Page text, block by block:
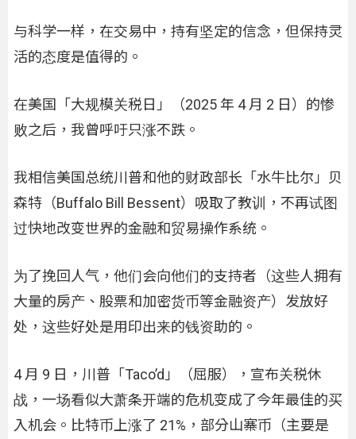
与科学一样，在交易中，持有坚定的信念，但保持灵
活的态度是值得的。
在美国「大规模关税日」（2025 年 4 月 2 日）的惨
败之后，我曾呼吁只涨不跌。
我相信美国总统川普和他的财政部长「水牛比尔」贝
森特（Buffalo Bill Bessent）吸取了教训，不再试图
过快地改变世界的金融和贸易操作系统。
为了挽回人气，他们会向他们的支持者（这些人拥有
大量的房产、股票和加密货币等金融资产）发放好
处，这些好处是用印出来的钱资助的。
4 月 9 日，川普「Taco’d」（屈服），宣布关税休
战，一场看似大萧条开端的危机变成了今年最佳的买
入机会。比特币上涨了 21%，部分山寨币（主要是